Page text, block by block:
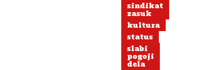
sindikat
zasuk
kultura
status
slabi
pogoji
dela